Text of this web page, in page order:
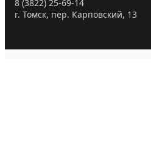
8 (3822) 25-69-14
г. Томск, пер. Карповский, 13